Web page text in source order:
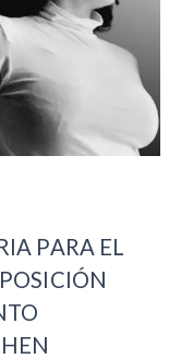
PARA EL